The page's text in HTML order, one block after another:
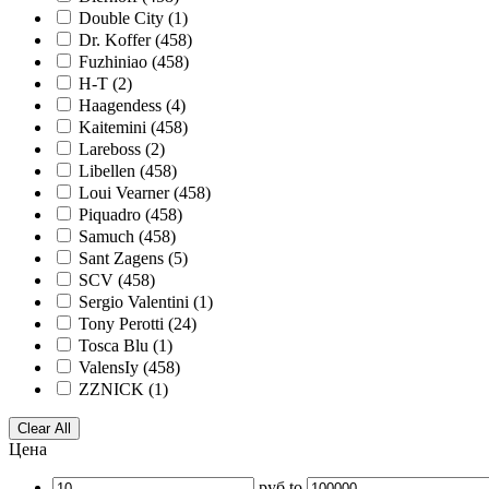
Double City (1)
Dr. Koffer (458)
Fuzhiniao (458)
H-T (2)
Haagendess (4)
Kaitemini (458)
Lareboss (2)
Libellen (458)
Loui Vearner (458)
Piquadro (458)
Samuch (458)
Sant Zagens (5)
SCV (458)
Sergio Valentini (1)
Tony Perotti (24)
Tosca Blu (1)
ValensIy (458)
ZZNICK (1)
Clear All
Цена